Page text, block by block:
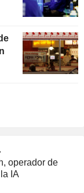
operador de
IA